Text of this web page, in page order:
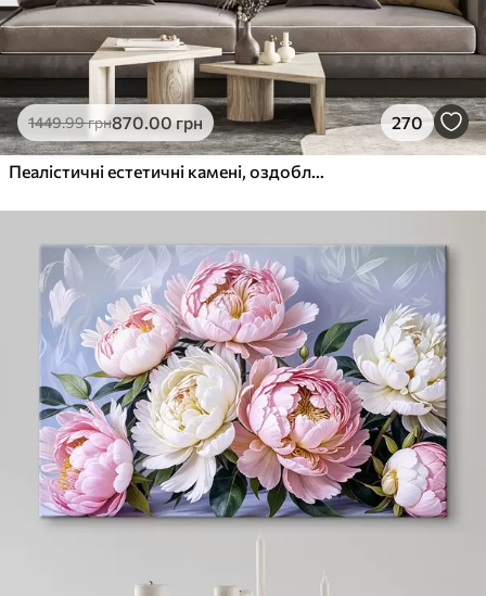
1449.99грн870.00 грн 270
Пеалістичні естетичні камені, оздоблення будинку, природне освітлення